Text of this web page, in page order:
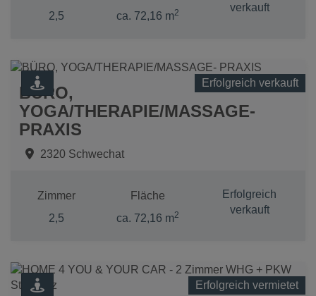
2,5
ca. 72,16 m2
verkauft
Erfolgreich verkauft
BÜRO,
YOGA/THERAPIE/MASSAGE-
PRAXIS
2320 Schwechat
Zimmer
2,5
Fläche
ca. 72,16 m2
Erfolgreich
verkauft
Erfolgreich vermietet